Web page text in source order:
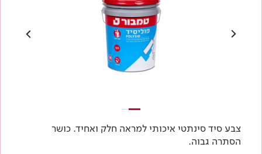
צבע סיד סינתטי איכותי למראה חלק ואחיד. כושר
הסתרה גבוה.